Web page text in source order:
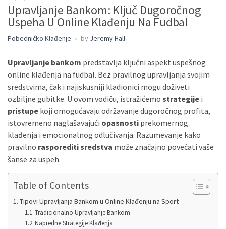
Upravljanje Bankom: Ključ Dugoročnog
Uspeha U Online Klađenju Na Fudbal
Pobedničko Klađenje by Jeremy Hall
Upravljanje bankom predstavlja ključni aspekt uspešnog
online klađenja na fudbal. Bez pravilnog upravljanja svojim
sredstvima, čak i najiskusniji kladionici mogu doživeti
ozbiljne gubitke. U ovom vodiču, istražićemo strategije i
pristupe koji omogućavaju održavanje dugoročnog profita,
istovremeno naglašavajući opasnosti prekomernog
klađenja i emocionalnog odlučivanja. Razumevanje kako
pravilno rasporediti sredstva može značajno povećati vaše
šanse za uspeh.
Table of Contents
Tipovi Upravljanja Bankom u Online Klađenju na Sport
Tradicionalno Upravljanje Bankom
Napredne Strategije Klađenja